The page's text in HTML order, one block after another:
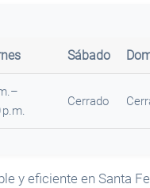
Sábado
p.m.
Cerrado
y eficiente en Santa